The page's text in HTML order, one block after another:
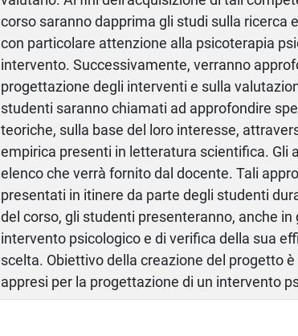
corso saranno dapprima gli studi sulla ricerca
con particolare attenzione alla psicoterapia
intervento. Successivamente, verranno
progettazione degli interventi e sulla
studenti saranno chiamati ad approfondire
teoriche, sulla base del loro interesse,
empirica presenti in letteratura scientifica. Gli
elenco che verrà fornito dal docente. Tali
presentati in itinere da parte degli studenti
del corso, gli studenti presenteranno, anche in
intervento psicologico e di verifica della sua
scelta. Obiettivo della creazione del progetto è
appresi per la progettazione di un intervento